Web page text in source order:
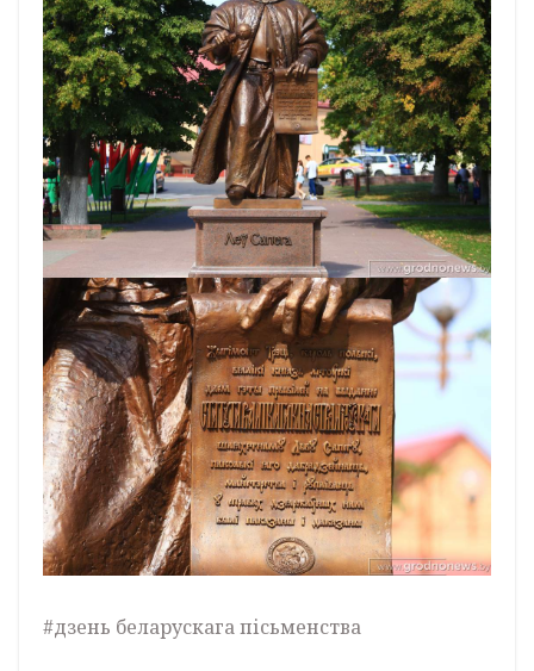
#дзень беларускага пісьменства